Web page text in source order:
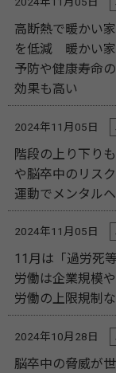
高断熱で暖かい
を低減 暖かい家
予防や健康寿命
効果も高い
2024年11月05日
階段の上り下り
や脳卒中のリス
運動でメンタル
2024年11月05日
11月は「過労死
労働は企業規模
労働の上限規制
2024年10月28日
脳卒中の脅威が